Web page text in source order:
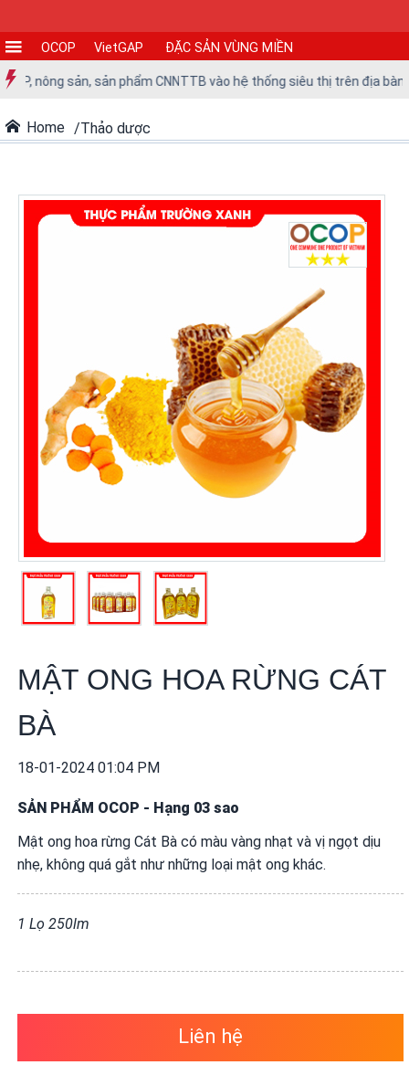
CƠ
SỞ
SẢN
XUẤT
khuyến
mãi
BẢN
MUA
CHÍNH
SÁCH
BÁN
DỊCH
QUANH
TA
OCOP VietGAP ĐẶC SẢN VÙNG MIỀN
sản, sản phẩm CNNTTB vào hệ thống siêu thị trên địa bàn thành
Home Thảo dược
MẬT ONG HOA RỪNG CÁT
BÀ
18-01-2024 01:04 PM
SẢN PHẨM OCOP - Hạng 03 sao
Mật ong hoa rừng Cát Bà có màu vàng nhạt và vị ngọt dịu
nhẹ, không quá gắt như những loại mật ong khác.
1 Lọ 250lm
Liên hệ